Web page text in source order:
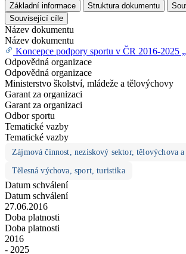
Základní informace Struktura dokumentu
Související cíle
Název dokumentu
Název dokumentu
Koncepce podpory sportu v ČR 2016-2025
Odpovědná organizace
Odpovědná organizace
Ministerstvo školství, mládeže a tělovýchovy
Garant za organizaci
Garant za organizaci
Odbor sportu
Tematické vazby
Tematické vazby
Zájmová činnost, neziskový sektor, tělovýchova a
Tělesná výchova, sport, turistika
Datum schválení
Datum schválení
27.06.2016
Doba platnosti
Doba platnosti
2016
- 2025